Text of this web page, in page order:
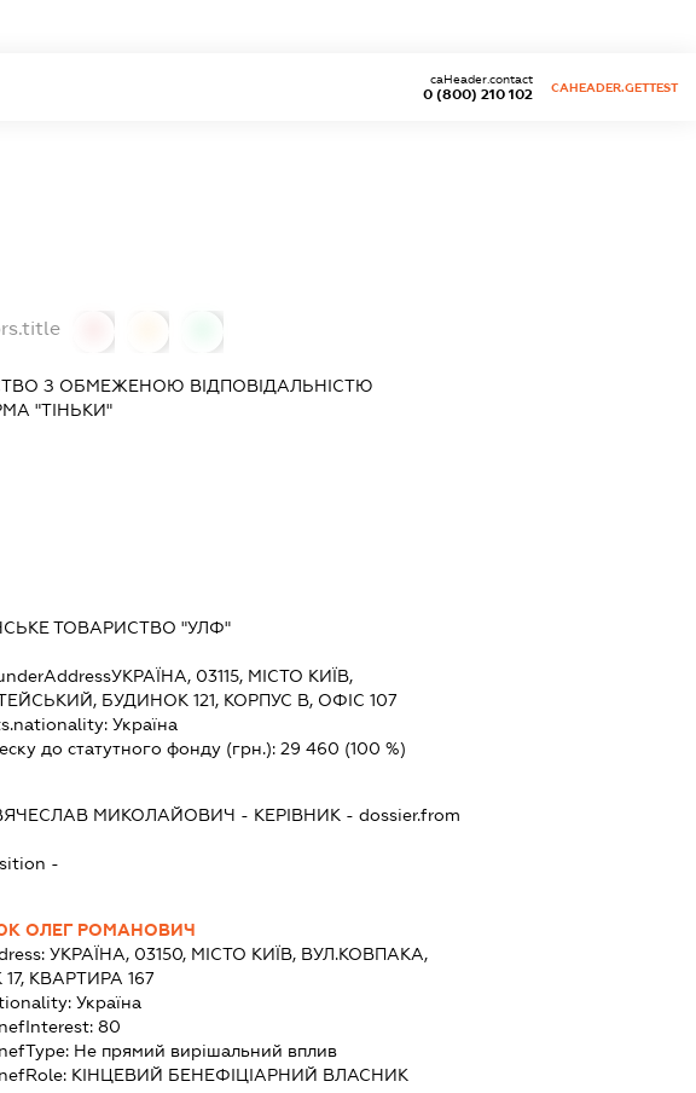
0 (800) 210 102
caHeader.contact
CAHEADER.GETTEST
З ОБМЕЖЕНОЮ ВІДПОВІДАЛЬНІСТЮ
"ТІНЬКИ"
ТОВАРИСТВО "УЛФ"
УКРАЇНА, 03115, МІСТО КИЇВ,
БУДИНОК 121, КОРПУС В, ОФІС 107
Україна
до статутного фонду (грн.):29 460 (100 %)
МИКОЛАЙОВИЧ - КЕРІВНИК - dossier.from
-
ОЛЕГ РОМАНОВИЧ
УКРАЇНА, 03150, МІСТО КИЇВ, ВУЛ.КОВПАКА,
КВАРТИРА 167
Україна
80
Не прямий вирішальний вплив
КІНЦЕВИЙ БЕНЕФІЦІАРНИЙ ВЛАСНИК